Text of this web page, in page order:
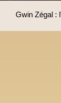
Gwin Zégal :